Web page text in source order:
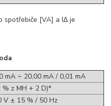
spotřebiče [VA] a IΔ je
mA ÷ 20,00 mA / 0,01 mA
% z MH + 2 D)*
V ± 15 % / 50 Hz